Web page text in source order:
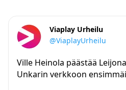
Viaplay Urheilu
@ViaplayUrheilu
Ville Heinola päästää
Unkarin verkkoon